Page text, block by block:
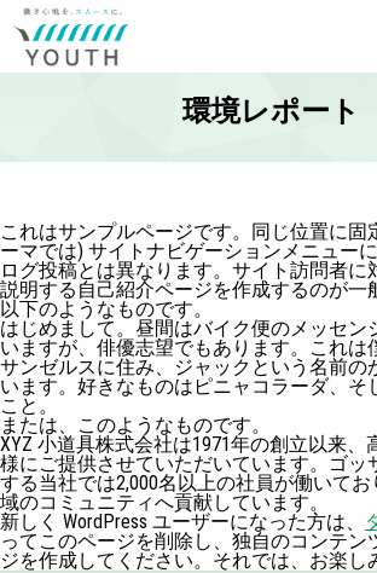
環境レポート
これはサンプルページです。同じ位置に固
ーマでは) サイトナビゲーションメニュー
ログ投稿とは異なります。サイト訪問者に
説明する自己紹介ページを作成するのが一
以下のようなものです。
はじめまして。昼間はバイク便のメッセン
いますが、俳優志望でもあります。これは
サンゼルスに住み、ジャックという名前の
います。好きなものはピニャコラーダ、そ
こと。
または、このようなものです。
XYZ 小道具株式会社は1971年の創立以来、
様にご提供させていただいています。ゴッ
する当社では2,000名以上の社員が働いて
域のコミュニティへ貢献しています。
新しく WordPress ユーザーになった方は、
ってこのページを削除し、独自のコンテン
ジを作成してください。それでは、お楽し